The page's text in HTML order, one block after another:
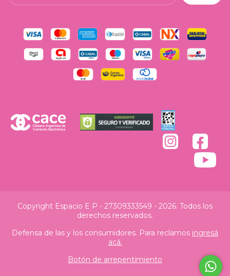
Copyright Espacio E P - 27309333549 - 2026. Todos los
derechos reservados.
Defensa de las y los consumidores. Para reclamos ingresá
acá.
Botón de arrepentimiento